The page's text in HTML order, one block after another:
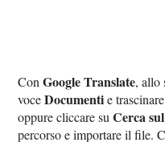
ConGoogle Translate, allo
voceDocumentie
oppure cliccare suCerca
percorso e importare il file.